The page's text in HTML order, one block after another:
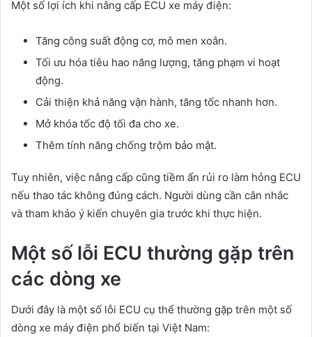
Một số lợi ích khi nâng cấp ECU xe máy điện:
Tăng công suất động cơ, mô men xoắn.
Tối ưu hóa tiêu hao năng lượng, tăng phạm vi hoạt
động.
Cải thiện khả năng vận hành, tăng tốc nhanh hơn.
Mở khóa tốc độ tối đa cho xe.
Thêm tính năng chống trộm bảo mật.
Tuy nhiên, việc nâng cấp cũng tiềm ẩn rủi ro làm hỏng ECU
nếu thao tác không đúng cách. Người dùng cần cân nhắc
và tham khảo ý kiến chuyên gia trước khi thực hiện.
Một số lỗi ECU thường gặp trên
các dòng xe
Dưới đây là một số lỗi ECU cụ thể thường gặp trên một số
dòng xe máy điện phổ biến tại Việt Nam: